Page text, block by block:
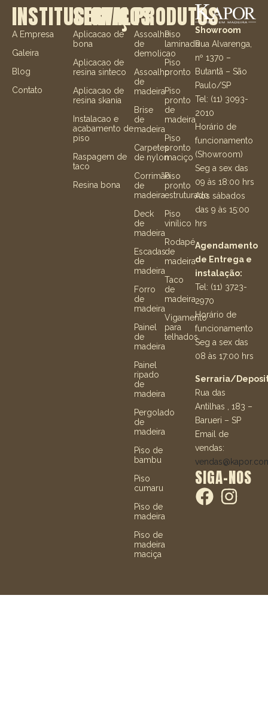
INSTITUCIONAL
A Empresa
Galeira
Blog
Contato
SERVIÇOS
Aplicacao de
bona
Aplicacao de
resina sinteco
Aplicacao de
resina skania
Instalacao e
acabamento de
piso
Raspagem de
taco
Resina bona
PRODUTOS
Assoalho
de
demolicao
Assoalho
de
madeira
Brise
de
madeira
Carpetes
de nylon
Corrimão
de
madeira
Deck
de
madeira
Escadas
de
madeira
Forro
de
madeira
Painel
de
madeira
Painel
ripado
de
madeira
Pergolado
de
madeira
Piso de
bambu
Piso
cumaru
Piso de
madeira
Piso de
madeira
maciça
Piso
laminado
Piso
pronto
Piso
pronto
de
madeira
Piso
pronto
maciço
Piso
pronto
estruturado
Piso
vinílico
Rodapé
de
madeira
Taco
de
madeira
Vigamento
para
telhados
Showroom
Rua Alvarenga,
nº 1370 –
Butantã – São
Paulo/SP
Tel: (11) 3093-
2010
Horário de
funcionamento
(Showroom)
Seg a sex das
09 às 18:00 hrs
Aos sábados
das 9 às 15:00
hrs
Agendamento
de Entrega e
instalação:
Tel: (11) 3723-
2970
Horário de
funcionamento
Seg a sex das
08 às 17:00 hrs
Serraria/
Rua das
Antilhas , 183 –
Barueri – SP
Email de
vendas:
SIGA-NOS